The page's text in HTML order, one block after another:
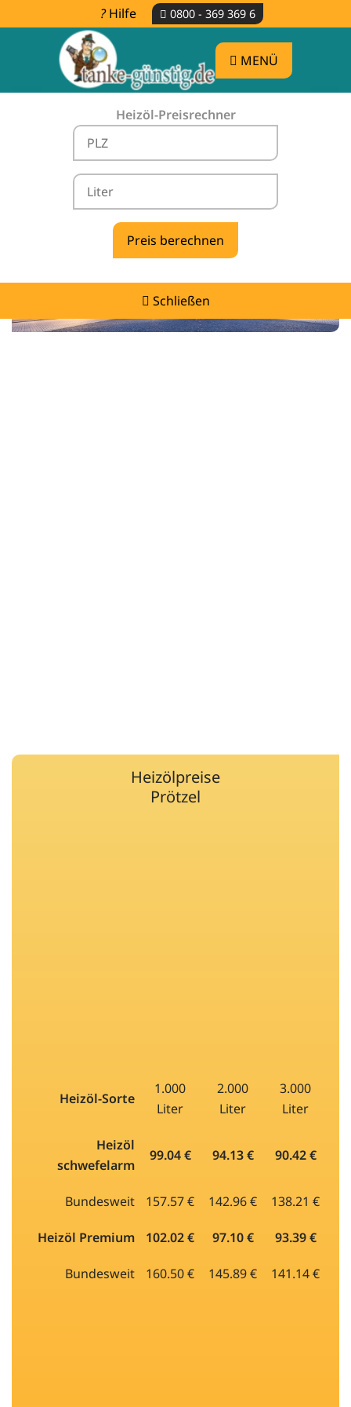
Hilfe 0800 - 369 369 6
MENÜ
Heizöl-Preisrechner
Schließen
Heizölpreise Prötzel -
vergleichen & günstig tanken
Heizölpreise
Prötzel
Heizöl-Sorte
1.000
Liter
2.000
Liter
3.000
Liter
Heizöl
schwefelarm
99.04 € 94.13 € 90.42 €
Bundesweit 157.57 € 142.96 € 138.21 €
Heizöl Premium 102.02 € 97.10 € 93.39 €
Bundesweit 160.50 € 145.89 € 141.14 €